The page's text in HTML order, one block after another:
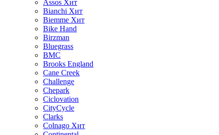
Assos Хит
Bianchi Хит
Biemme Хит
Bike Hand
Birzman
Bluegrass
BMC
Brooks England
Cane Creek
Challenge
Chepark
Ciclovation
CityCycle
Clarks
Colnago Хит